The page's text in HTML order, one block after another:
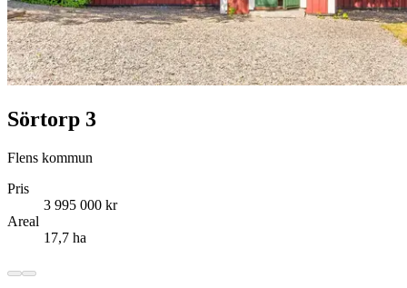
Sörtorp 3
Flens kommun
Pris
3 995 000 kr
Areal
17,7 ha